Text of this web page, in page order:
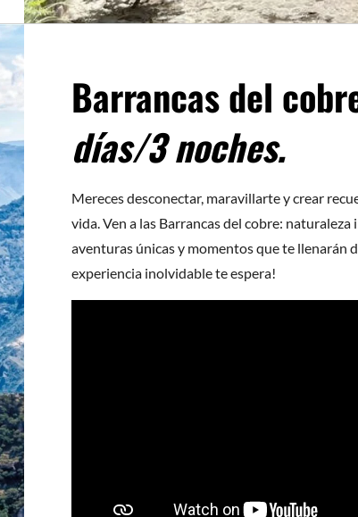
Barrancas del
días/3 noches.
Mereces desconectar, maravillarte y crear
vida. Ven a las Barrancas del cobre: naturaleza
aventuras únicas y momentos que te llenarán
experiencia inolvidable te espera!